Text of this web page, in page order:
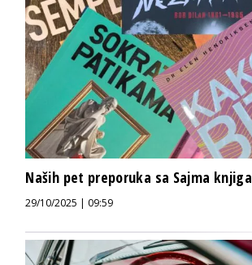
Naših pet preporuka sa Sajma knjiga
29/10/2025 | 09:59